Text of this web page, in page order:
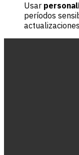
Usar
períodos